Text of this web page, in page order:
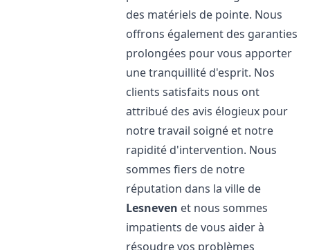
des matériels de pointe. Nous
offrons également des garanties
prolongées pour vous apporter
une tranquillité d'esprit. Nos
clients satisfaits nous ont
attribué des avis élogieux pour
notre travail soigné et notre
rapidité d'intervention. Nous
sommes fiers de notre
réputation dans la ville de
Lesneven et nous sommes
impatients de vous aider à
résoudre vos problèmes